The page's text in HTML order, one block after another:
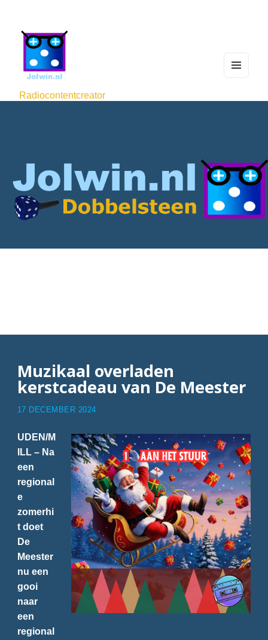
Radiocontentcreator
WIDG
Muzikaal overladen
kerstcadeau van De Meester
17 DECEMBER 2024
UDEN/M
ILL – Na
een
regional
e
zomerhi
t doet
De
Meester
nu een
gooi
naar
een
regional